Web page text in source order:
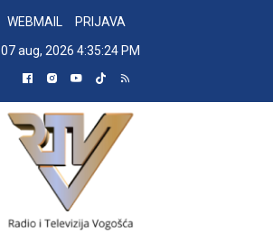
WEBMAIL
PRIJAVA
07 aug, 2026 4:35:25 PM